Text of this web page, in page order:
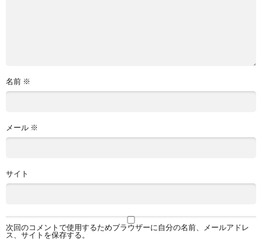
名前 ※
メール ※
サイト
次回のコメントで使用するためブラウザーに自分の名前、メールアドレ
ス、サイトを保存する。